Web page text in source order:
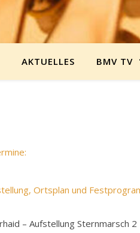
AKTUELLES BMV TV
Ortsplan und
– Aufstellung Sternmarsch